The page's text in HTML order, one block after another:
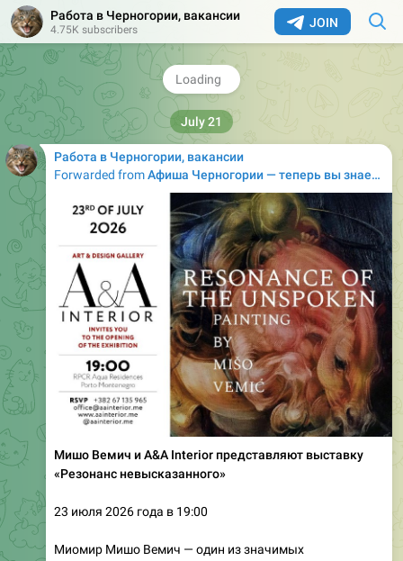
JOIN
Работа в Черногории, вакансии
4.75K subscribers
4 3
2.56K
Добавить вакансию бесплатно в montework (Черногория)
Создать вакансию💬
Работа в Черногории, вакансии
Forwarded fromАфиша Черногории — теперь вы знаете, куда пойти! (новая афиша)
Мишо Вемич и A&A Interior представляют выставку
«Резонанс невысказанного»
23 июля 2026 года в 19:00
Миомир Мишо Вемич — один из значимых
July 21